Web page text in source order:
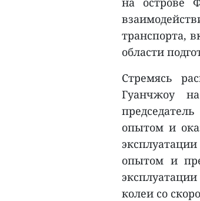
транспорта,
области
Стремясь
Гуанчжоу
опытом и
опытом и
колеи со